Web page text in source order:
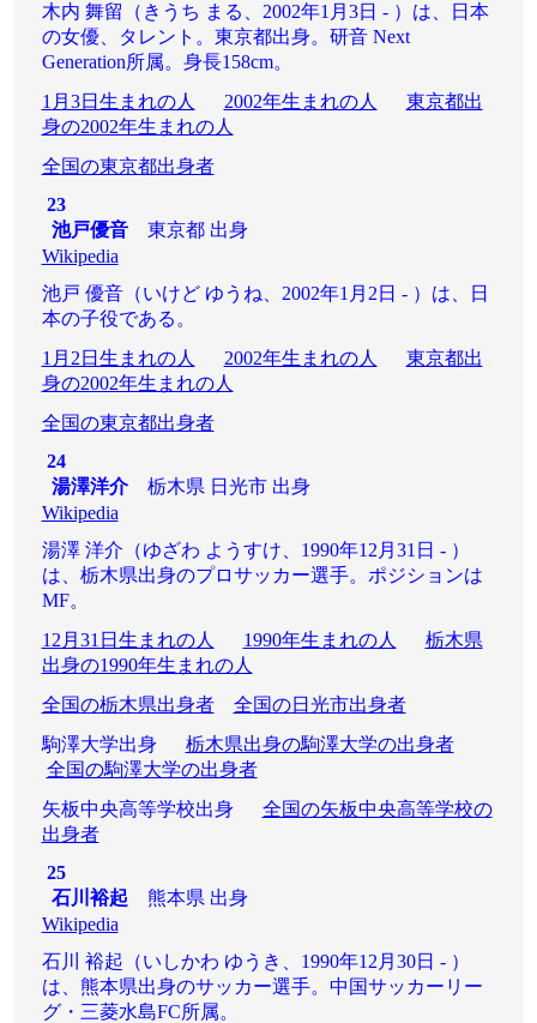
木内 舞留（きうち まる、2002年1月3日 - ）は、日本
の女優、タレント。東京都出身。研音 Next
Generation所属。身長158cm。
1月3日生まれの人
2002年生まれの人
東京都出
身の2002年生まれの人
全国の東京都出身者
23
池戸優音東京都 出身
Wikipedia
池戸 優音（いけど ゆうね、2002年1月2日 - ）は、日
本の子役である。
1月2日生まれの人
2002年生まれの人
東京都出
身の2002年生まれの人
全国の東京都出身者
24
湯澤洋介栃木県 日光市 出身
Wikipedia
湯澤 洋介（ゆざわ ようすけ、1990年12月31日 - ）
は、栃木県出身のプロサッカー選手。ポジションは
MF。
12月31日生まれの人
1990年生まれの人
栃木県
出身の1990年生まれの人
全国の栃木県出身者
全国の日光市出身者
駒澤大学出身 栃木県出身の駒澤大学の出身者
全国の駒澤大学の出身者
矢板中央高等学校出身 全国の矢板中央高等学校の
出身者
25
石川裕起 熊本県 出身
Wikipedia
石川 裕起（いしかわ ゆうき、1990年12月30日 - ）
は、熊本県出身のサッカー選手。中国サッカーリー
グ・三菱水島FC所属。